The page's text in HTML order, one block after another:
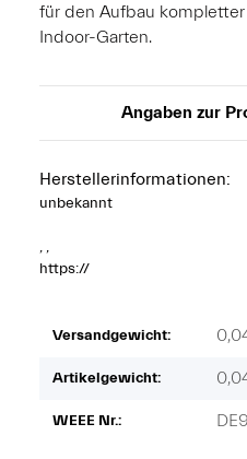
für den Aufbau
Indoor-Garten.
Angaben zur
Herstellerinformationen:
unbekannt
, ,
https://
Versandgewicht:
Artikelgewicht:
WEEE Nr.: